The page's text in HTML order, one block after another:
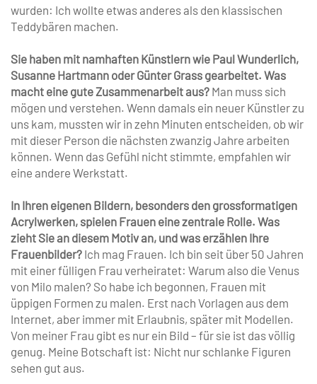
wurden: Ich wollte etwas anderes als den klassischen
Teddybären machen.
Sie haben mit namhaften Künstlern wie Paul Wunderlich,
Susanne Hartmann oder Günter Grass gearbeitet. Was
macht eine gute Zusammenarbeit aus? Man muss sich
mögen und verstehen. Wenn damals ein neuer Künstler zu
uns kam, mussten wir in zehn Minuten entscheiden, ob wir
mit dieser Person die nächsten zwanzig Jahre arbeiten
können. Wenn das Gefühl nicht stimmte, empfahlen wir
eine andere Werkstatt.
In Ihren eigenen Bildern, besonders den grossformatigen
Acrylwerken, spielen Frauen eine zentrale Rolle. Was
zieht Sie an diesem Motiv an, und was erzählen Ihre
Frauenbilder? Ich mag Frauen. Ich bin seit über 50 Jahren
mit einer fülligen Frau verheiratet: Warum also die Venus
von Milo malen? So habe ich begonnen, Frauen mit
üppigen Formen zu malen. Erst nach Vorlagen aus dem
Internet, aber immer mit Erlaubnis, später mit Modellen.
Von meiner Frau gibt es nur ein Bild – für sie ist das völlig
genug. Meine Botschaft ist: Nicht nur schlanke Figuren
sehen gut aus.